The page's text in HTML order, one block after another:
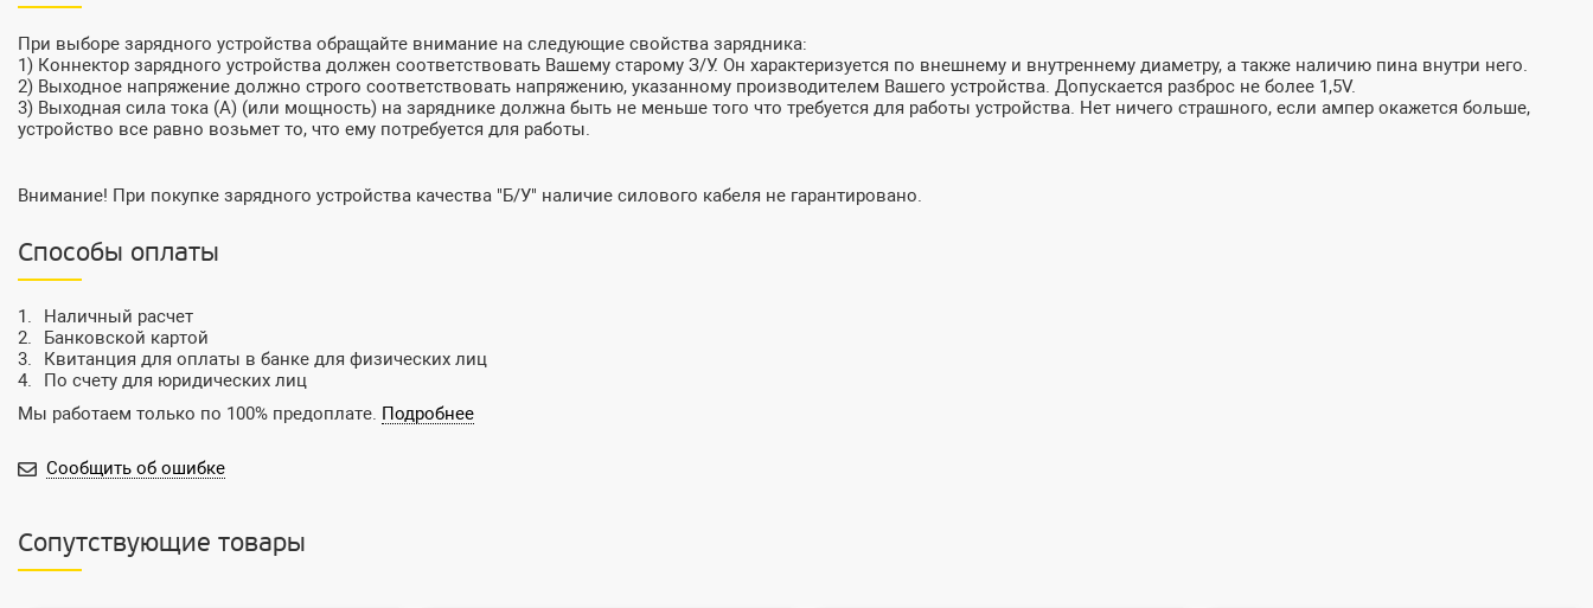
При выборе зарядного устройства обращайте внимание на следующие свойства зарядника:
1) Коннектор зарядного устройства должен соответствовать Вашему старому З/У. Он характеризуется по внешнему и внутреннему диаметру, а также наличию пина внутри него.
2) Выходное напряжение должно строго соответствовать напряжению, указанному производителем Вашего устройства. Допускается разброс не более 1,5V.
3) Выходная сила тока (А) (или мощность) на заряднике должна быть не меньше того что требуется для работы устройства. Нет ничего страшного, если ампер окажется больше,
устройство все равно возьмет то, что ему потребуется для работы.
Внимание! При покупке зарядного устройства качества "Б/У" наличие силового кабеля не гарантировано.
Способы оплаты
Наличный расчет
Банковской картой
Квитанция для оплаты в банке для физических лиц
По счету для юридических лиц
Мы работаем только по 100% предоплате. Подробнее
Сообщить об ошибке
Сопутствующие товары